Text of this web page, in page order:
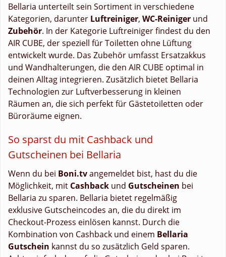
Bellaria unterteilt sein Sortiment in verschiedene
Kategorien, darunter Luftreiniger, WC-Reiniger und
Zubehör. In der Kategorie Luftreiniger findest du den
AIR CUBE, der speziell für Toiletten ohne Lüftung
entwickelt wurde. Das Zubehör umfasst Ersatzakkus
und Wandhalterungen, die den AIR CUBE optimal in
deinen Alltag integrieren. Zusätzlich bietet Bellaria
Technologien zur Luftverbesserung in kleinen
Räumen an, die sich perfekt für Gästetoiletten oder
Büroräume eignen.
So sparst du mit Cashback und
Gutscheinen bei Bellaria
Wenn du bei Boni.tvangemeldet bist, hast du die
Möglichkeit, mit Cashback und Gutscheinen bei
Bellaria zu sparen. Bellaria bietet regelmäßig
exklusive Gutscheincodes an, die du direkt im
Checkout-Prozess einlösen kannst. Durch die
Kombination von Cashback und einem Bellaria
Gutschein kannst du so zusätzlich Geld sparen.